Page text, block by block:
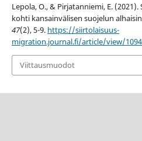
Lepola, O., & Pirjatanniemi, E.
kohti kansainvälisen suojelun
47(2), 5-9. https://siirtolaisuus-
migration.journal.fi/article/view/
Viittausmuodot